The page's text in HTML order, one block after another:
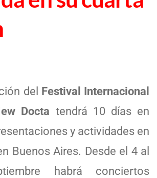
del Festival Internacional
Docta tendrá 10 días en
y actividades en
Buenos Aires. Desde el 4 al
habrá conciertos